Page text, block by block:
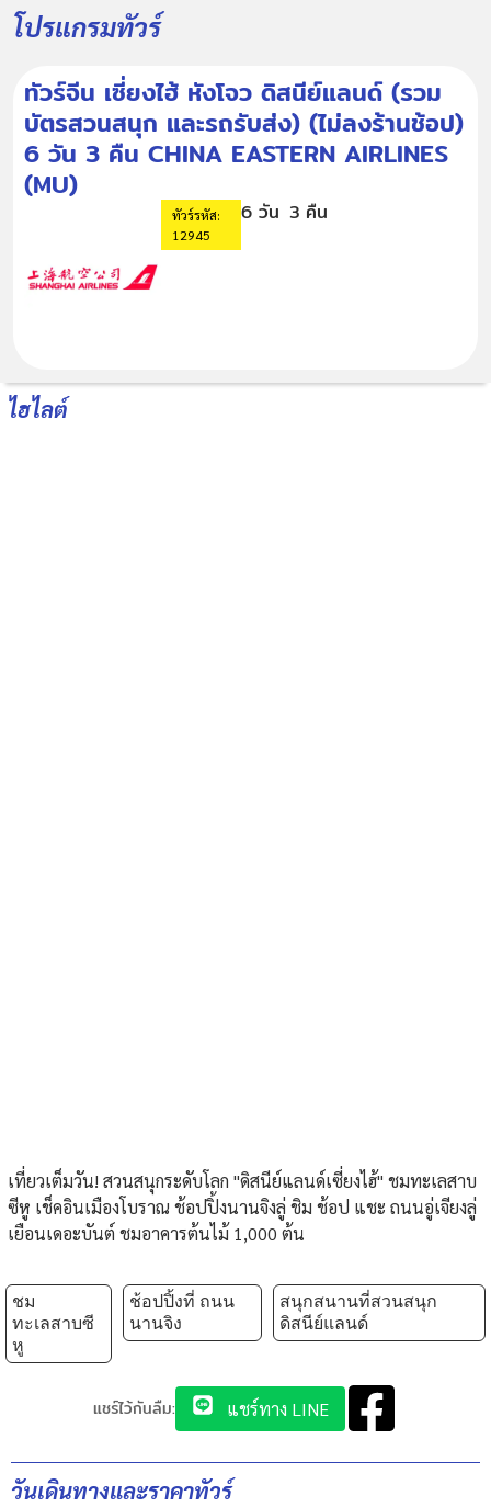
โปรแกรมทัวร์
ทัวร์จีน เซี่ยงไฮ้ หังโจว ดิสนีย์แลนด์ (รวม
บัตรสวนสนุก และรถรับส่ง) (ไม่ลงร้านช้อป)
6 วัน 3 คืน CHINA EASTERN AIRLINES
(MU)
ทัวร์รหัส:
12945
6 วัน 3 คืน
ไฮไลต์
เที่ยวเต็มวัน! สวนสนุกระดับโลก "ดิสนีย์แลนด์เซี่ยงไฮ้" ชมทะเลสาบ
ซีหู เช็คอินเมืองโบราณ ช้อปปิ้งนานจิงลู่ ชิม ช้อป แชะ ถนนอู่เจียงลู่
เยือนเดอะบันต์ ชมอาคารต้นไม้ 1,000 ต้น
ชม
ทะเลสาบซี
หู
ช้อปปิ้งที่ ถนน
นานจิง
สนุกสนานที่สวนสนุก
ดิสนีย์แลนด์
แชร์ไว้กันลืม: แชร์ทาง LINE
วันเดินทางและราคาทัวร์